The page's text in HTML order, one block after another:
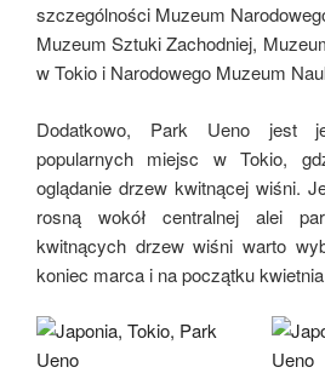
szczególności Muzeum
Muzeum Sztuki Zachodniej,
w Tokio i Narodowego Muzeum
Dodatkowo, Park Ueno jest
popularnych miejsc w Tokio,
oglądanie drzew kwitnącej wiśni.
rosną wokół centralnej alei
kwitnących drzew wiśni warto
koniec marca i na początku